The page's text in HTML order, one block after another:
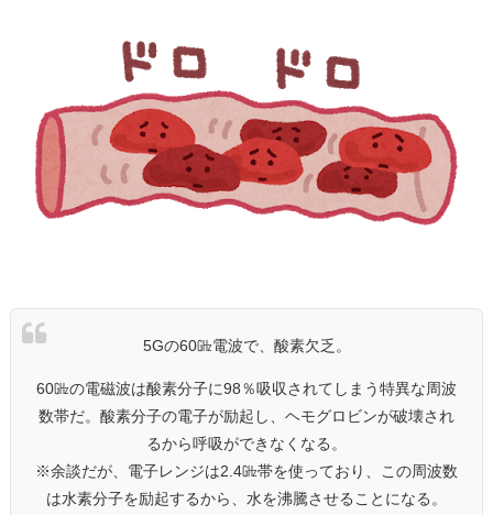
5Gの60㎓電波で、酸素欠乏。
60㎓の電磁波は酸素分子に98％吸収されてしまう特異な周波
数帯だ。酸素分子の電子が励起し、ヘモグロビンが破壊され
るから呼吸ができなくなる。
※余談だが、電子レンジは2.4㎓帯を使っており、この周波数
は水素分子を励起するから、水を沸騰させることになる。